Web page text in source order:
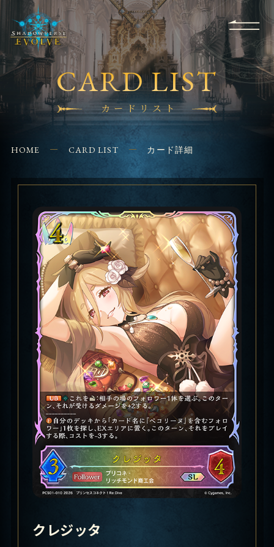
Q&A
EVENT SHOPS
FOR
BEGINNERS
APPLICATION
CONTACT
CARD LIST
カードリスト
HOME CARD LIST カード詳細
クレジッタ